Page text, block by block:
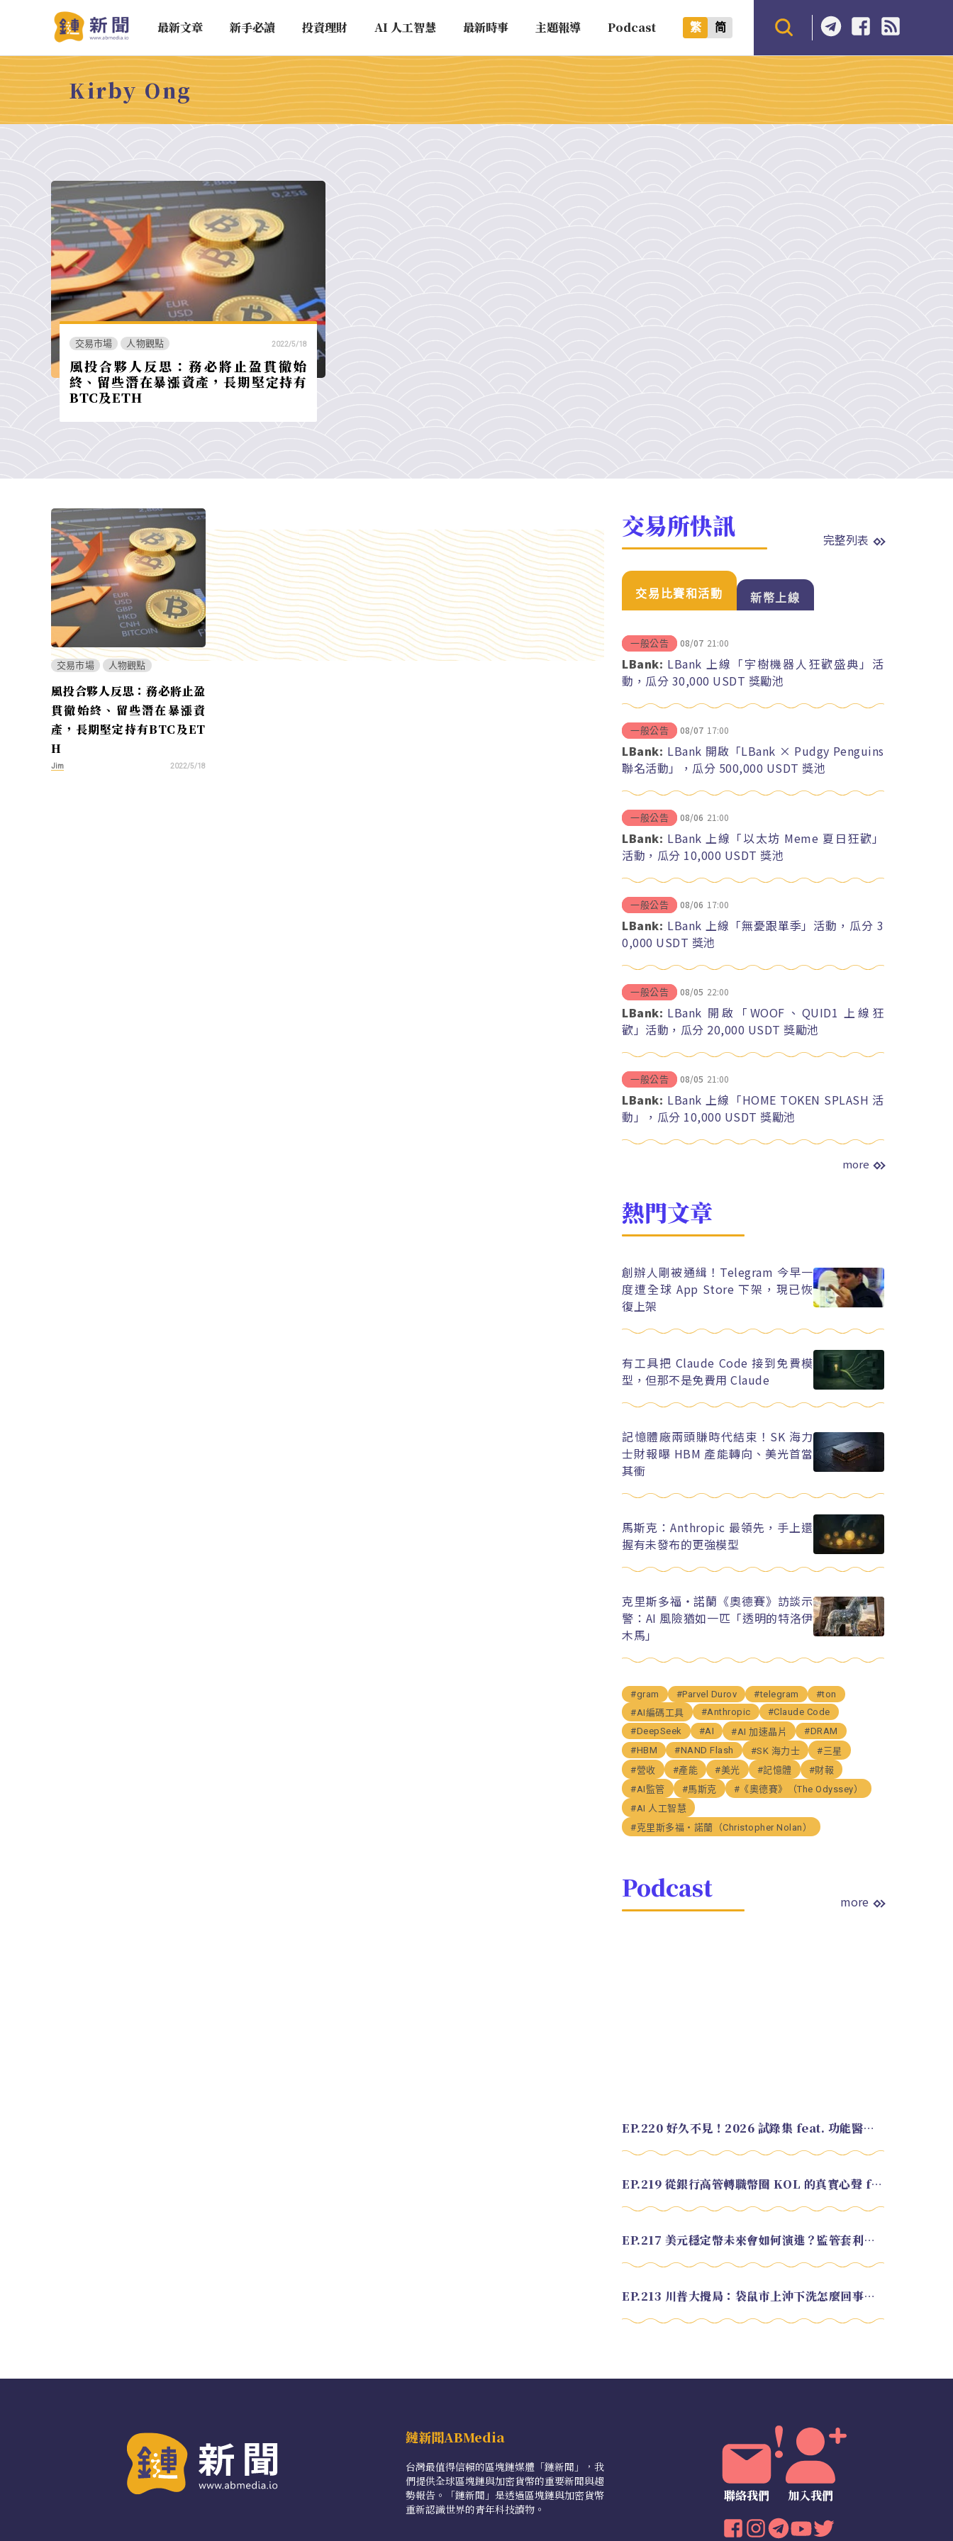
最新文章 新手必讀 投資理財 AI 人工智慧 最新時事 主題報導 Podcast 繁 简
Kirby Ong
交易市場 人物觀點 2022/5/18
風投合夥人反思：務必將止盈貫徹始
終、留些潛在暴漲資產，長期堅定持有
BTC及ETH
交易市場 人物觀點
風投合夥人反思：務必將止盈
貫徹始終、留些潛在暴漲資
產，長期堅定持有BTC及ET
H
Jim 2022/5/18
交易所快訊 完整列表
交易比賽和活動 新幣上線
一般公告 08/07 21:00
LBank: LBank 上線「宇樹機器人狂歡盛典」活
動，瓜分 30,000 USDT 獎勵池
一般公告 08/07 17:00
LBank: LBank 開啟「LBank × Pudgy Penguins
聯名活動」，瓜分 500,000 USDT 獎池
一般公告 08/06 21:00
LBank: LBank 上線「以太坊 Meme 夏日狂歡」
活動，瓜分 10,000 USDT 獎池
一般公告 08/06 17:00
LBank: LBank 上線「無憂跟單季」活動，瓜分 3
0,000 USDT 獎池
一般公告 08/05 22:00
LBank: LBank 開啟「WOOF、QUID1 上線狂
歡」活動，瓜分 20,000 USDT 獎勵池
一般公告 08/05 21:00
LBank: LBank 上線「HOME TOKEN SPLASH 活
動」，瓜分 10,000 USDT 獎勵池
more
熱門文章
創辦人剛被通緝！Telegram 今早一
度遭全球 App Store 下架，現已恢
復上架
有工具把 Claude Code 接到免費模
型，但那不是免費用 Claude
記憶體廠兩頭賺時代結束！SK 海力
士財報曝 HBM 產能轉向、美光首當
其衝
馬斯克：Anthropic 最領先，手上還
握有未發布的更強模型
克里斯多福・諾蘭《奧德賽》訪談示
警：AI 風險猶如一匹「透明的特洛伊
木馬」
#gram #Parvel Durov #telegram
#ton
#AI編碼工具
#Anthropic
#Claude Code
#DeepSeek
#AI #AI 加速晶片
#DRAM
#HBM
#NAND Flash #SK 海力士
#三星
#營收
#產能 #美光 #記憶體
#財報
#AI監管
#馬斯克
#《奧德賽》（The Odyssey）
#AI 人工智慧
#克里斯多福・諾蘭（Christopher Nolan）
Podcast more
EP.220 好久不見！2026 試錄集 feat. 功能醫學營養師 美寶
EP.219 從銀行高管轉職幣圈 KOL 的真實心聲 feat.龜大
EP.217 美元穩定幣未來會如何演進？監管套利終將收斂？feat. 研究員 余哲安
EP.213 川普大攪局：袋鼠市上沖下洗怎麼回事？feat. Alvin
鏈新聞ABMedia
台灣最值得信賴的區塊鏈媒體「鏈新聞」，我
們提供全球區塊鏈與加密貨幣的重要新聞與趨
勢報告。「鏈新聞」是透過區塊鏈與加密貨幣
重新認識世界的青年科技讀物。
聯絡我們 加入我們